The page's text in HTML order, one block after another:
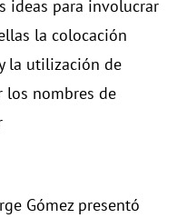
ideas para involucrar
la colocación
la utilización de
los nombres de
Gómez presentó